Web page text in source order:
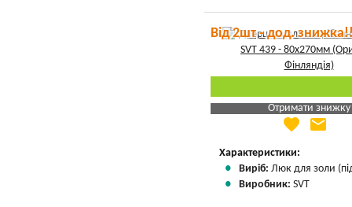
Від 2шт - дод.
Отримати знижку
Яка Ваша ціна
favorite email
Характеристики:
Виріб: Люк для золи
Виробник: SVT